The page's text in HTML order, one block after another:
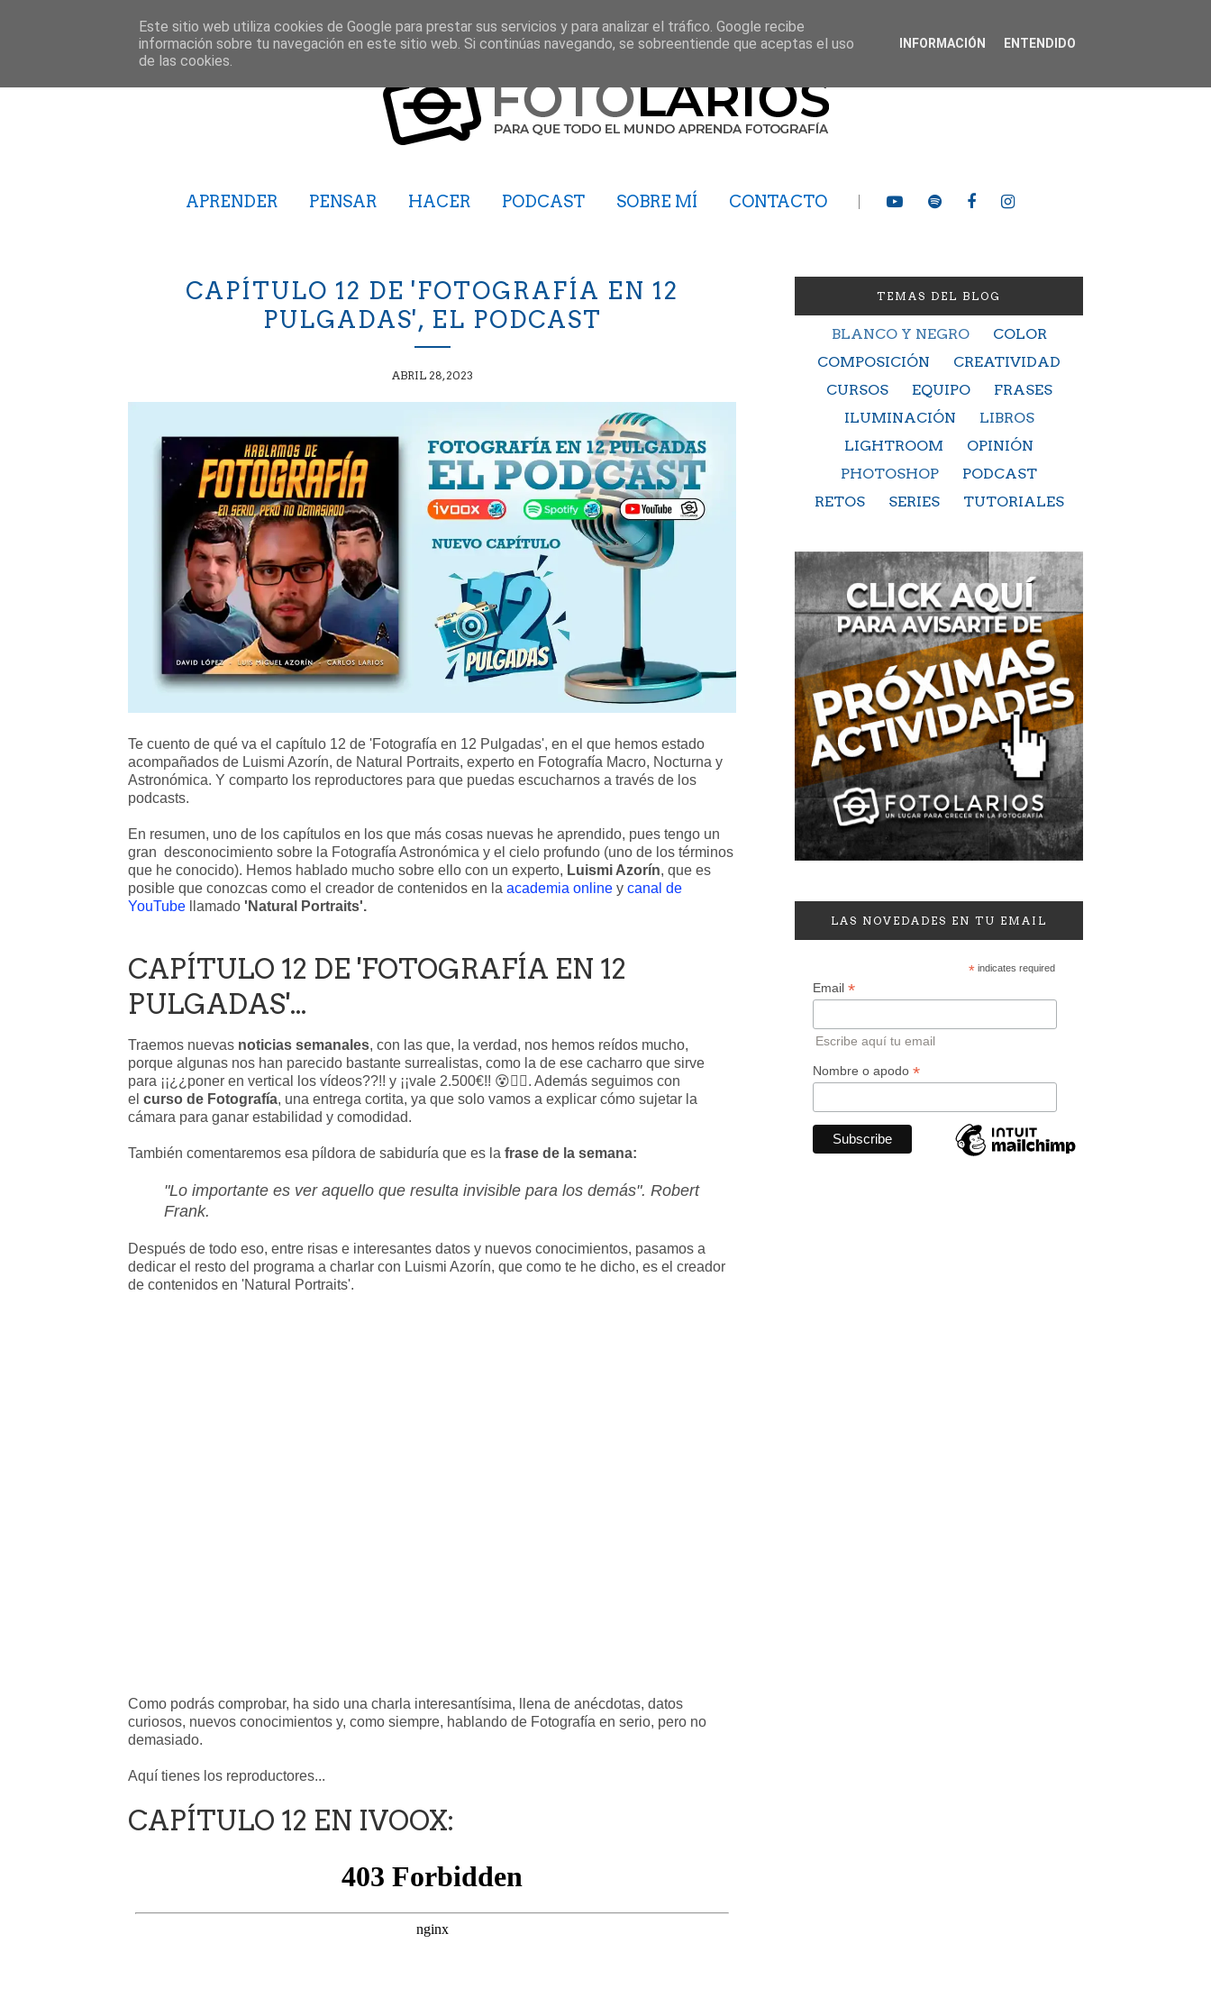
APRENDER PENSAR HACER PODCAST SOBRE MÍ CONTACTO
CAPÍTULO 12 DE 'FOTOGRAFÍA EN 12
PULGADAS', EL PODCAST
ABRIL 28, 2023
Te cuento de qué va el capítulo 12 de 'Fotografía en 12 Pulgadas', en el que hemos estado
acompañados de Luismi Azorín, de Natural Portraits, experto en Fotografía Macro, Nocturna y
Astronómica. Y comparto los reproductores para que puedas escucharnos a través de los
podcasts.
En resumen, uno de los capítulos en los que más cosas nuevas he aprendido, pues tengo un
gran desconocimiento sobre la Fotografía Astronómica y el cielo profundo (uno de los términos
que he conocido). Hemos hablado mucho sobre ello con un experto, Luismi Azorín, que es
posible que conozcas como el creador de contenidos en la academia online y canal de
YouTube llamado 'Natural Portraits'.
CAPÍTULO 12 DE 'FOTOGRAFÍA EN 12
PULGADAS'...
Traemos nuevas noticias semanales, con las que, la verdad, nos hemos reídos mucho,
porque algunas nos han parecido bastante surrealistas, como la de ese cacharro que sirve
para ¡¡¿¿poner en vertical los vídeos??!! y ¡¡vale 2.500€!! 😵🤦‍♂️. Además seguimos con
el curso de Fotografía, una entrega cortita, ya que solo vamos a explicar cómo sujetar la
cámara para ganar estabilidad y comodidad.
También comentaremos esa píldora de sabiduría que es la frase de la semana:
"Lo importante es ver aquello que resulta invisible para los demás". Robert
Frank.
Después de todo eso, entre risas e interesantes datos y nuevos conocimientos, pasamos a
dedicar el resto del programa a charlar con Luismi Azorín, que como te he dicho, es el creador
de contenidos en 'Natural Portraits'.
Como podrás comprobar, ha sido una charla interesantísima, llena de anécdotas, datos
curiosos, nuevos conocimientos y, como siempre, hablando de Fotografía en serio, pero no
demasiado.
Aquí tienes los reproductores...
CAPÍTULO 12 EN IVOOX:
TEMAS DEL BLOG
BLANCO Y NEGRO
COLOR
COMPOSICIÓN
CREATIVIDAD
CURSOS
EQUIPO
FRASES
ILUMINACIÓN
LIBROS
LIGHTROOM
OPINIÓN
PHOTOSHOP
PODCAST
RETOS
SERIES TUTORIALES
LAS NOVEDADES EN TU EMAIL
*indicates required
Email *
Escribe aquí tu email
Nombre o apodo *
Este sitio web utiliza cookies de Google para prestar sus servicios y para analizar el tráfico. Google recibe
información sobre tu navegación en este sitio web. Si continúas navegando, se sobreentiende que aceptas el uso
de las cookies.
INFORMACIÓN ENTENDIDO